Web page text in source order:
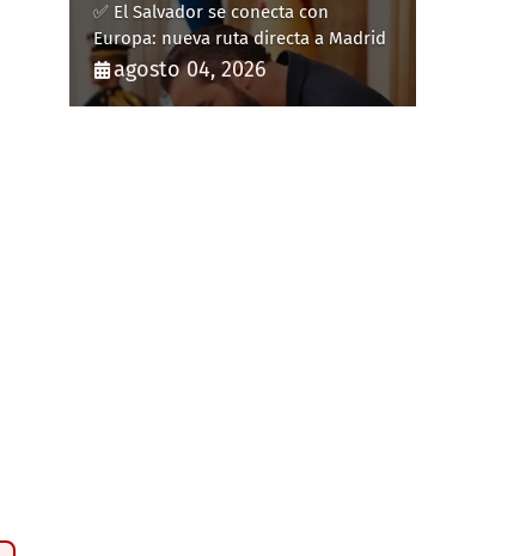
✅ El Salvador se conecta con
Europa: nueva ruta directa a Madrid
agosto 04, 2026